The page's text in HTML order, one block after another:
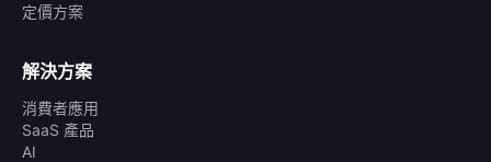
定價方案
解決方案
消費者應用
SaaS 產品
AI